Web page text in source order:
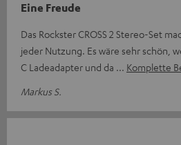
Eine Freude
Das Rockster CROSS 2 Stereo-Set
jeder Nutzung. Es wäre sehr schön,
C Ladeadapter und da
Komplette
Markus S.